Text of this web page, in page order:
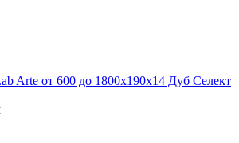
Arte от 600 до 1800х190х14 Дуб Селект